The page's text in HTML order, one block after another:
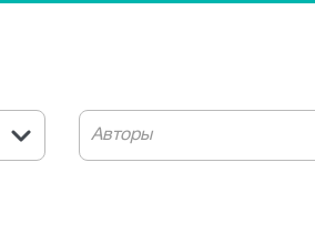
Авторы